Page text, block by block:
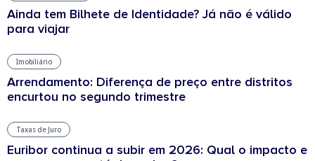
Ainda tem Bilhete de Identidade? Já não é válido
para viajar
Imobiliário
Arrendamento: Diferença de preço entre distritos
encurtou no segundo trimestre
Taxas de Juro
Euribor continua a subir em 2026: Qual o impacto e